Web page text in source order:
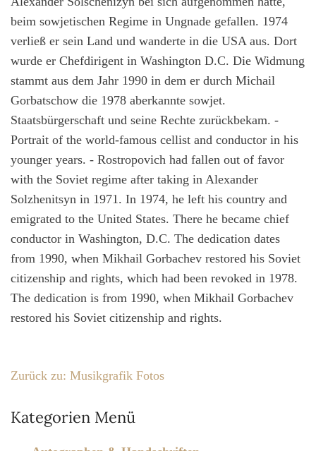
beim sowjetischen Regime in Ungnade gefallen. 1974
verließ er sein Land und wanderte in die USA aus. Dort
wurde er Chefdirigent in Washington D.C. Die Widmung
stammt aus dem Jahr 1990 in dem er durch Michail
Gorbatschow die 1978 aberkannte sowjet.
Staatsbürgerschaft und seine Rechte zurückbekam. -
Portrait of the world-famous cellist and conductor in his
younger years. - Rostropovich had fallen out of favor
with the Soviet regime after taking in Alexander
Solzhenitsyn in 1971. In 1974, he left his country and
emigrated to the United States. There he became chief
conductor in Washington, D.C. The dedication dates
from 1990, when Mikhail Gorbachev restored his Soviet
citizenship and rights, which had been revoked in 1978.
The dedication is from 1990, when Mikhail Gorbachev
restored his Soviet citizenship and rights.
Zurück zu: Musikgrafik Fotos
Kategorien Menü